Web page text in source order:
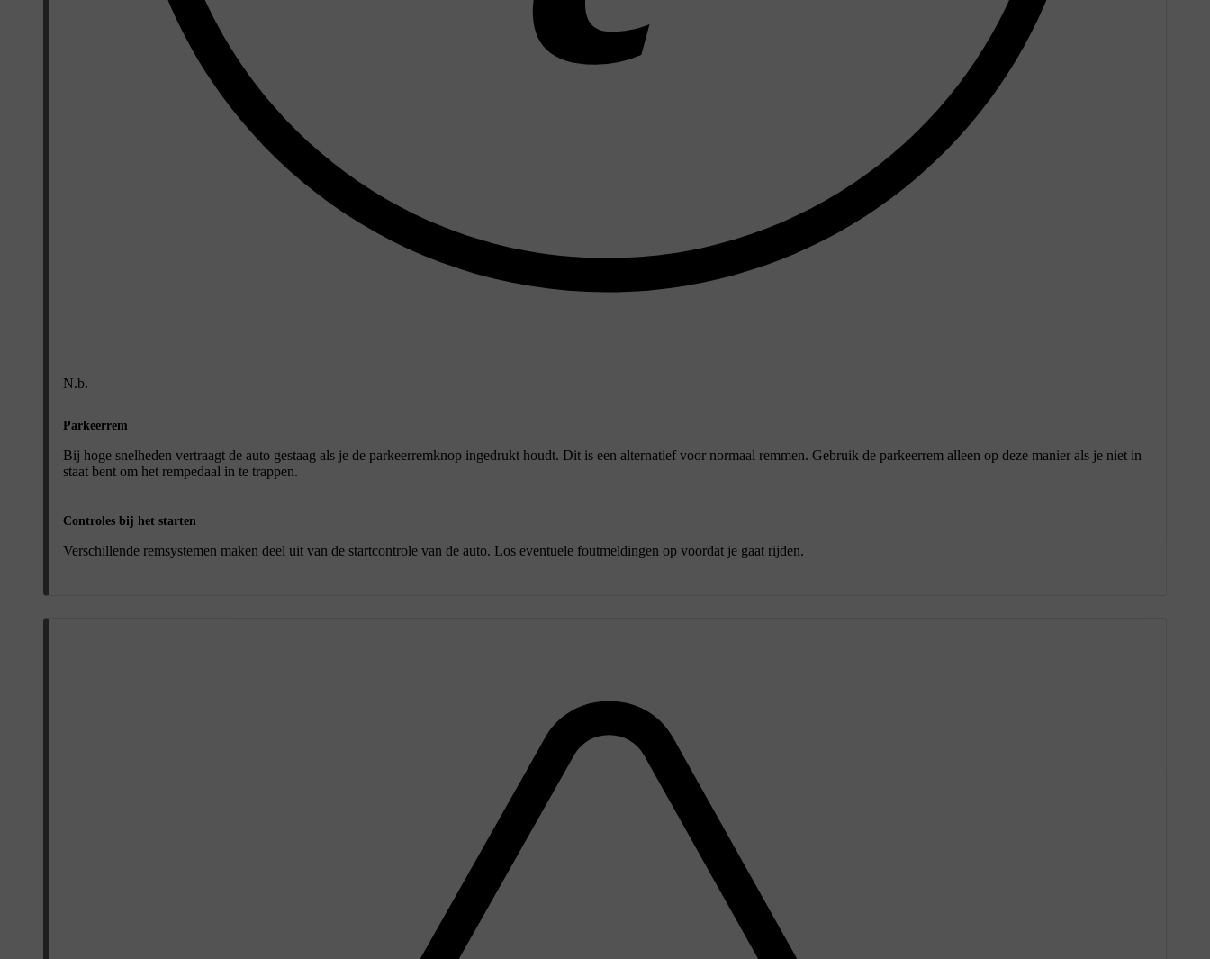
N.b.
Parkeerrem
Bij hoge snelheden vertraagt de auto gestaag als je de parkeerremknop ingedrukt houdt. Dit is een alternatief voor normaal remmen. Gebruik de parkeerrem alleen op deze manier als je niet in
staat bent om het rempedaal in te trappen.
Controles bij het starten
Verschillende remsystemen maken deel uit van de startcontrole van de auto. Los eventuele foutmeldingen op voordat je gaat rijden.